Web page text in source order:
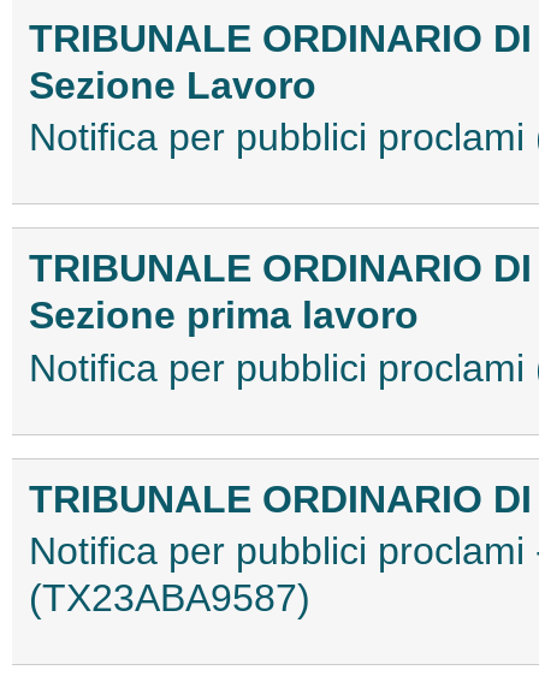
TRIBUNALE ORDINARIO
Sezione Lavoro
Notifica per pubblici
TRIBUNALE ORDINARIO
Sezione prima lavoro
Notifica per pubblici
TRIBUNALE ORDINARIO
Notifica per pubblici
(TX23ABA9587)